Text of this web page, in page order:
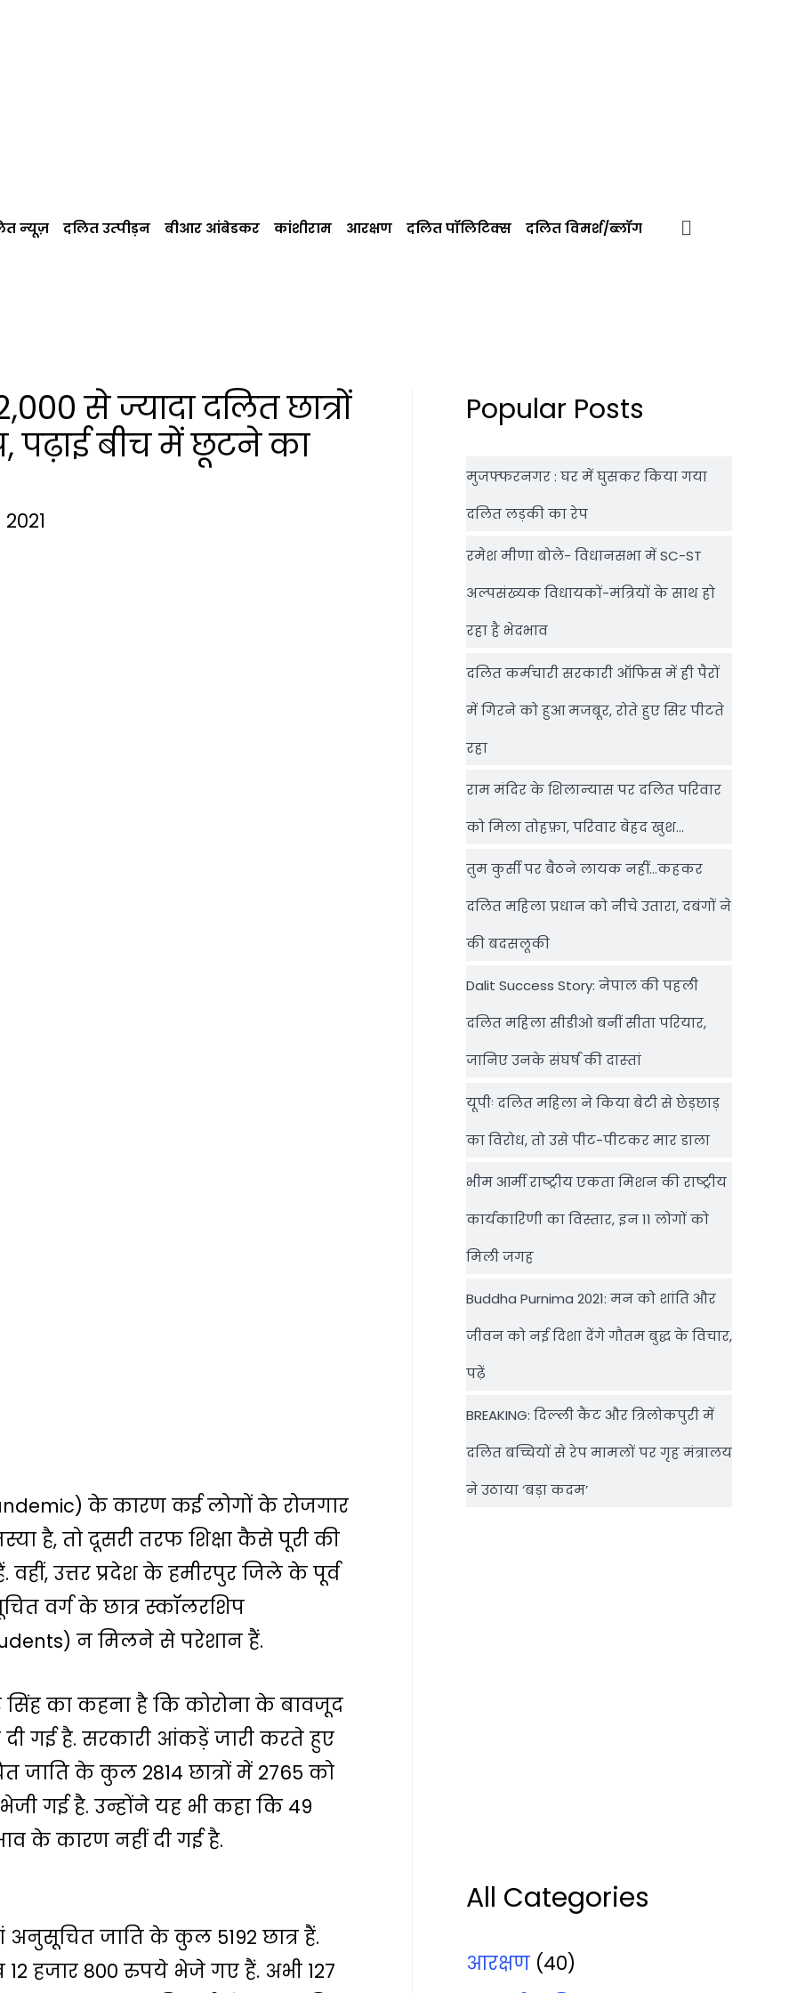
न्‍यूज़ दलित उत्‍पीड़न बीआर आंबेडकर कांशीराम आरक्षण दलित पॉलिटिक्‍स दलित विमर्श/ब्‍लॉग
से ज्यादा दलित छात्रों
पढ़ाई बीच में छूटने का
के कारण कई लोगों के रोजगार
है, तो दूसरी तरफ शिक्षा कैसे पूरी की
उत्तर प्रदेश के हमीरपुर जिले के पूर्व
वर्ग के छात्र स्कॉलरशिप
न मिलने से परेशान हैं.
का कहना है कि कोरोना के बावजूद
दी गई है. सरकारी आंकड़ें जारी करते हुए
जाति के कुल 2814 छात्रों में 2765 को
गई है. उन्होंने यह भी कहा कि 49
के कारण नहीं दी गई है.
अनुसूचित जाति के कुल 5192 छात्र हैं.
12 हजार 800 रुपये भेजे गए हैं. अभी 127
Popular Posts
मुजफ्फरनगर : घर में घुसकर किया गया
दलित लड़की का रेप
रमेश मीणा बोले- विधानसभा में SC-ST
अल्पसंख्यक विधायकों-मंत्रियों के साथ हो
रहा है भेदभाव
दलित कर्मचारी सरकारी ऑफ‍िस में ही पैरों
में गिरने को हुआ मजबूर, रोते हुए सिर पीटते
रहा
राम मंदिर के शिलान्‍यास पर दलित परिवार
को मिला तोहफ़ा, परिवार बेहद खुश…
तुम कुर्सी पर बैठने लायक नहीं…कहकर
दलित महिला प्रधान को नीचे उतारा, दबंगों ने
की बदसलूकी
Dalit Success Story: नेपाल की पहली
दलित महिला सीडीओ बनीं सीता परियार,
जानिए उनके संघर्ष की दास्‍तां
यूपीः दलित महिला ने किया बेटी से छेड़छाड़
का विरोध, तो उसे पीट-पीटकर मार डाला
भीम आर्मी राष्‍ट्रीय एकता मिशन की राष्‍ट्रीय
कार्यकारिणी का विस्तार, इन 11 लोगों को
मिली जगह
Buddha Purnima 2021: मन को शांति और
जीवन को नई दिशा देंगे गौतम बुद्ध के विचार,
पढ़ें
BREAKING: दिल्‍ली कैंट और त्रिलोकपुरी में
दलित बच्चियों से रेप मामलों पर गृह मंत्रालय
ने उठाया ‘बड़ा कदम’
All Categories
आरक्षण (40)